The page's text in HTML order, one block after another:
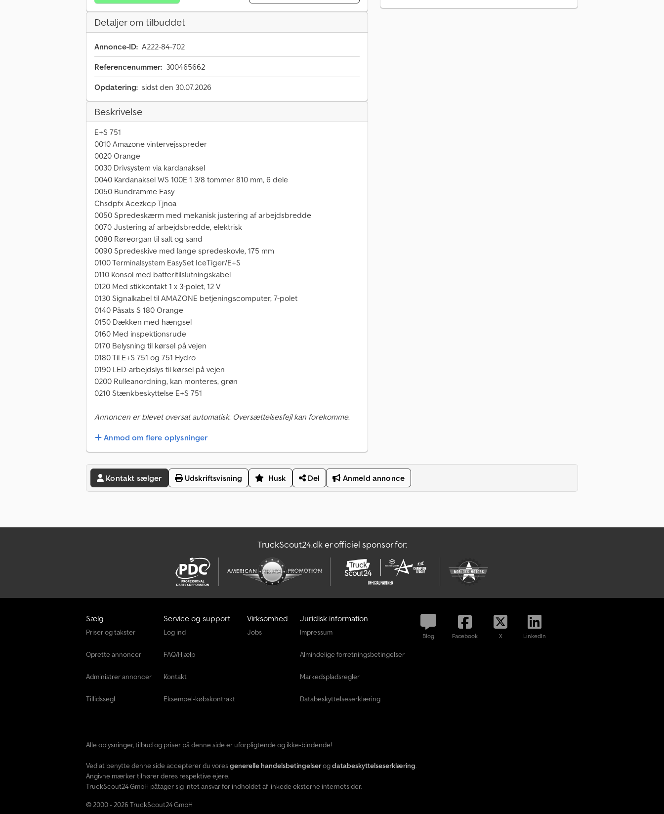
Detaljer om tilbuddet
Annonce-ID: A222-84-702
Referencenummer: 300465662
Opdatering: sidst den 30.07.2026
Beskrivelse
E+S 751
0010 Amazone vintervejsspreder
0020 Orange
0030 Drivsystem via kardanaksel
0040 Kardanaksel WS 100E 1 3/8 tommer 810 mm, 6 dele
0050 Bundramme Easy
Chsdpfx Acezkcp Tjnoa
0050 Spredeskærm med mekanisk justering af arbejdsbredde
0070 Justering af arbejdsbredde, elektrisk
0080 Røreorgan til salt og sand
0090 Spredeskive med lange spredeskovle, 175 mm
0100 Terminalsystem EasySet IceTiger/E+S
0110 Konsol med batteritilslutningskabel
0120 Med stikkontakt 1 x 3-polet, 12 V
0130 Signalkabel til AMAZONE betjeningscomputer, 7-polet
0140 Påsats S 180 Orange
0150 Dækken med hængsel
0160 Med inspektionsrude
0170 Belysning til kørsel på vejen
0180 Til E+S 751 og 751 Hydro
0190 LED-arbejdslys til kørsel på vejen
0200 Rulleanordning, kan monteres, grøn
0210 Stænkbeskyttelse E+S 751
Annoncen er blevet oversat automatisk. Oversættelsesfejl kan forekomme.
Anmod om flere oplysninger
Kontakt sælger Udskriftsvisning Husk Del Anmeld annonce
TruckScout24.dk er officiel sponsor for:
Sælg
Priser og takster
Oprette annoncer
Administrer annoncer
Tillidssegl
Service og support
Log ind
FAQ/Hjælp
Kontakt
Eksempel-købskontrakt
Virksomhed
Jobs
Juridisk information
Impressum
Almindelige forretningsbetingelser
Markedspladsregler
Databeskyttelseserklæring
Blog Facebook X LinkedIn
Alle oplysninger, tilbud og priser på denne side er uforpligtende og ikke-bindende!
Ved at benytte denne side accepterer du voresgenerelle handelsbetingelserogdatabeskyttelseserklæring.
Angivne mærker tilhører deres respektive ejere.
TruckScout24 GmbH påtager sig intet ansvar for indholdet af linkede eksterne internetsider.
© 2000 - 2026 TruckScout24 GmbH